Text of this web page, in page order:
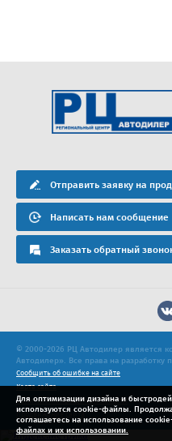
Отправить заявку на
Написать нам сообщение
Заказать обратный
© 2000-2026 РЦ Автодилер является
Автодилер». Все права на
Сообщить об ошибке на сайте
Карта сайта
Политика конфиденциальности
Продвижение сайта
Для оптимизации дизайна и
используются cookie-файлы.
соглашаетесь на использование
файлах и их использовании.